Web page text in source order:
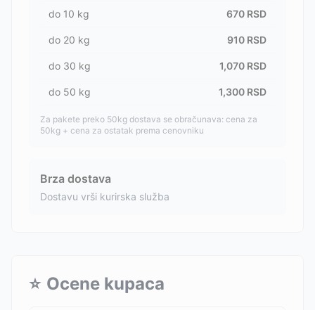
do 10 kg 670 RSD
do 20 kg 910 RSD
do 30 kg 1,070 RSD
do 50 kg 1,300 RSD
Za pakete preko 50kg dostava se obračunava: cena za
50kg + cena za ostatak prema cenovniku
Brza dostava
Dostavu vrši kurirska služba
⭐ Ocene kupaca